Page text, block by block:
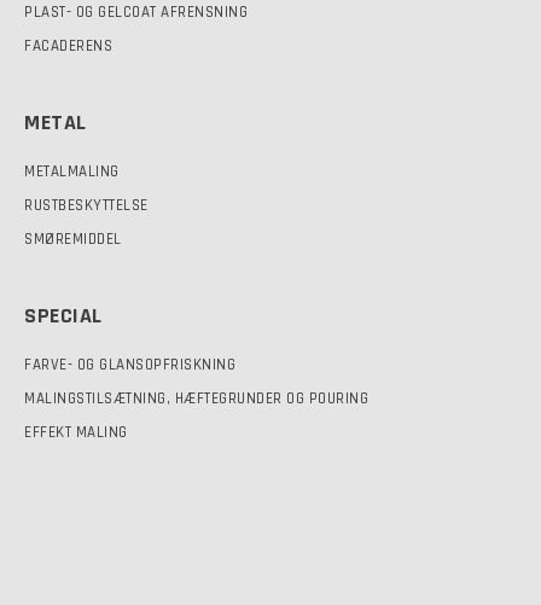
PLAST- OG GELCOAT AFRENSNING
FACADERENS
METAL
METALMALING
RUSTBESKYTTELSE
SMØREMIDDEL
SPECIAL
FARVE- OG GLANSOPFRISKNING
MALINGSTILSÆTNING, HÆFTEGRUNDER OG POURING
EFFEKT MALING